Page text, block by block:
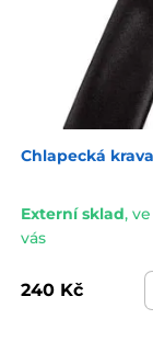
Chlapecká
Externí sklad,
vás
240 Kč